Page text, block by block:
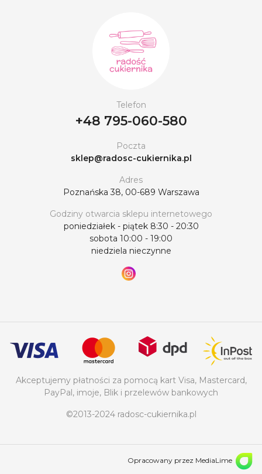
Telefon
+48 795-060-580
Poczta
sklep@radosc-cukiernika.pl
Adres
Poznańska 38, 00-689 Warszawa
Godziny otwarcia sklepu internetowego
poniedziałek - piątek 8:30 - 20:30
sobota 10:00 - 19:00
niedziela nieczynne
Akceptujemy płatności za pomocą kart Visa, Mastercard,
PayPal, imoje, Blik i przelewów bankowych
©2013-2024 radosc-cukiernika.pl
Opracowany przez MediaLime